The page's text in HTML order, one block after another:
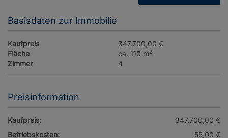
Basisdaten zur Immobilie
Kaufpreis
347.700,00 €
Fläche
ca. 110 m2
Zimmer 4
Preisinformation
Kaufpreis:
347.700,00 €
Betriebskosten:
55,00 €